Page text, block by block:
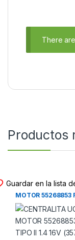
There
Productos
Guardar en la lista
CENTRALITA UCE
MOTOR 55268853
II 1.4 16V (357)